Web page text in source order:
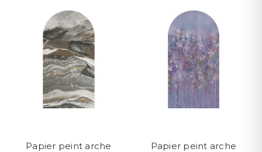
Papier peint arche
Papier peint arche